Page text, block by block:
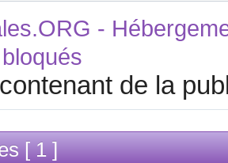
-
de la
[ 1 ]